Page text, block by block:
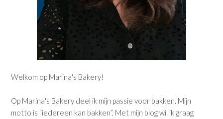
Welkom op Marina's Bakery!
Op Marina's Bakery deel ik mijn passie voor bakken. Mijn
motto is “iedereen kan bakken”. Met mijn blog wil ik graag